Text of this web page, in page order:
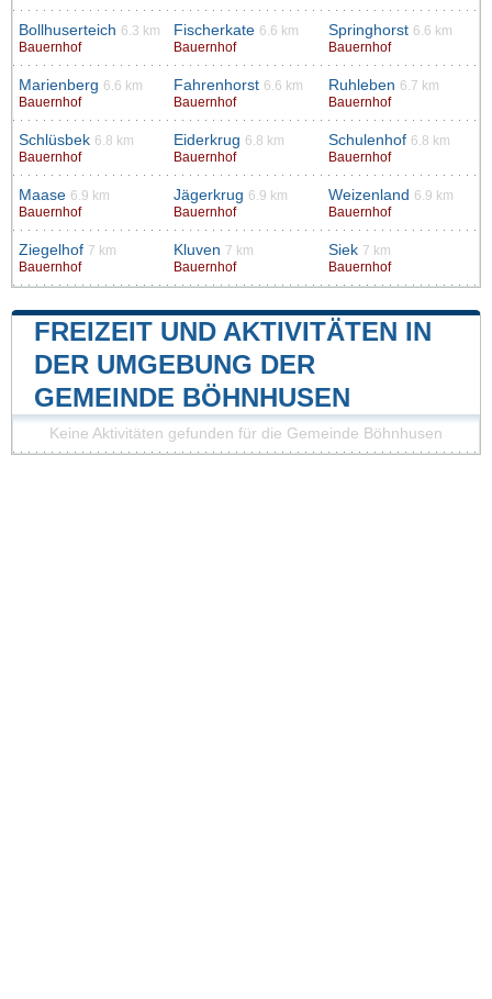
Bollhuserteich 6.3 km
Bauernhof
Fischerkate 6.6 km
Bauernhof
Springhorst 6.6 km
Bauernhof
Marienberg 6.6 km
Bauernhof
Fahrenhorst 6.6 km
Bauernhof
Ruhleben 6.7 km
Bauernhof
Schlüsbek 6.8 km
Bauernhof
Eiderkrug 6.8 km
Bauernhof
Schulenhof 6.8 km
Bauernhof
Maase 6.9 km
Bauernhof
Jägerkrug 6.9 km
Bauernhof
Weizenland 6.9 km
Bauernhof
Ziegelhof 7 km
Bauernhof
Kluven 7 km
Bauernhof
Siek 7 km
Bauernhof
FREIZEIT UND AKTIVITÄTEN IN
DER UMGEBUNG DER
GEMEINDE BÖHNHUSEN
Keine Aktivitäten gefunden für die Gemeinde Böhnhusen